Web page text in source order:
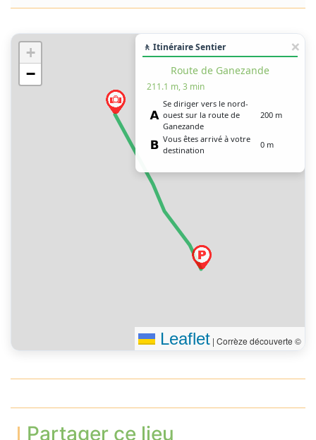
+
−
🚶 Itinéraire Sentier
Route de Ganezande
211.1 m, 3 min
Se diriger vers le nord-
ouest sur la route de
Ganezande
200 m
Vous êtes arrivé à votre
destination
0 m
Leaflet | Corrèze découverte ©
Partager ce lieu